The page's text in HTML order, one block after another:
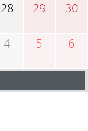
28 29 30
4 5 6